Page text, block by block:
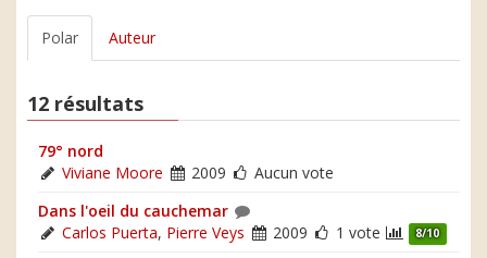
Polar Auteur
12 résultats
79° nord
Viviane Moore
2009
Aucun vote
Dans l'oeil du cauchemar
Carlos Puerta, Pierre Veys 2009 1 vote 8/10